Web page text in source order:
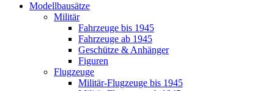
Modellbausätze
Militär
Fahrzeuge bis 1945
Fahrzeuge ab 1945
Geschütze & Anhänger
Figuren
Flugzeuge
Militär-Flugzeuge bis 1945